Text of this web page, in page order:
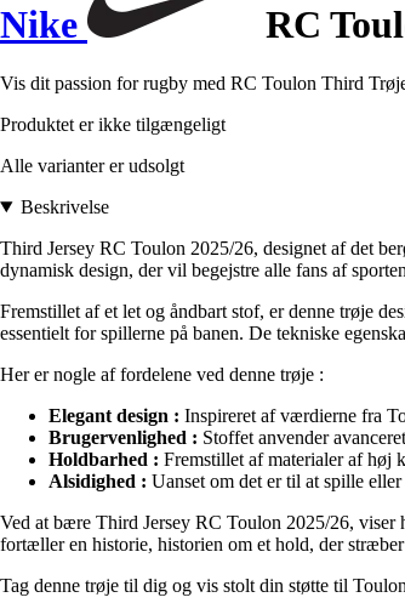
Nike RC
Vis dit passion for rugby med RC Toulon Third
Produktet er ikke tilgængeligt
Alle varianter er udsolgt
Beskrivelse
Third Jersey RC Toulon 2025/26, designet af det
dynamisk design, der vil begejstre alle fans af
Fremstillet af et let og åndbart stof, er denne trøje
essentielt for spillerne på banen. De tekniske
Her er nogle af fordelene ved denne trøje :
Elegant design : Inspireret af værdierne fra
Brugervenlighed : Stoffet anvender
Holdbarhed : Fremstillet af materialer af høj
Alsidighed : Uanset om det er til at spille
Ved at bære Third Jersey RC Toulon 2025/26, viser
fortæller en historie, historien om et hold, der
Tag denne trøje til dig og vis stolt din støtte til